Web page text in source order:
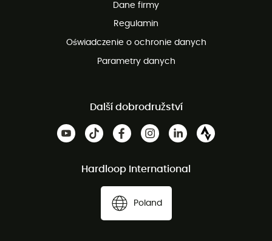
Dane firmy
Regulamin
Oświadczenie o ochronie danych
Parametry danych
Další dobrodružství
Hardloop International
Poland